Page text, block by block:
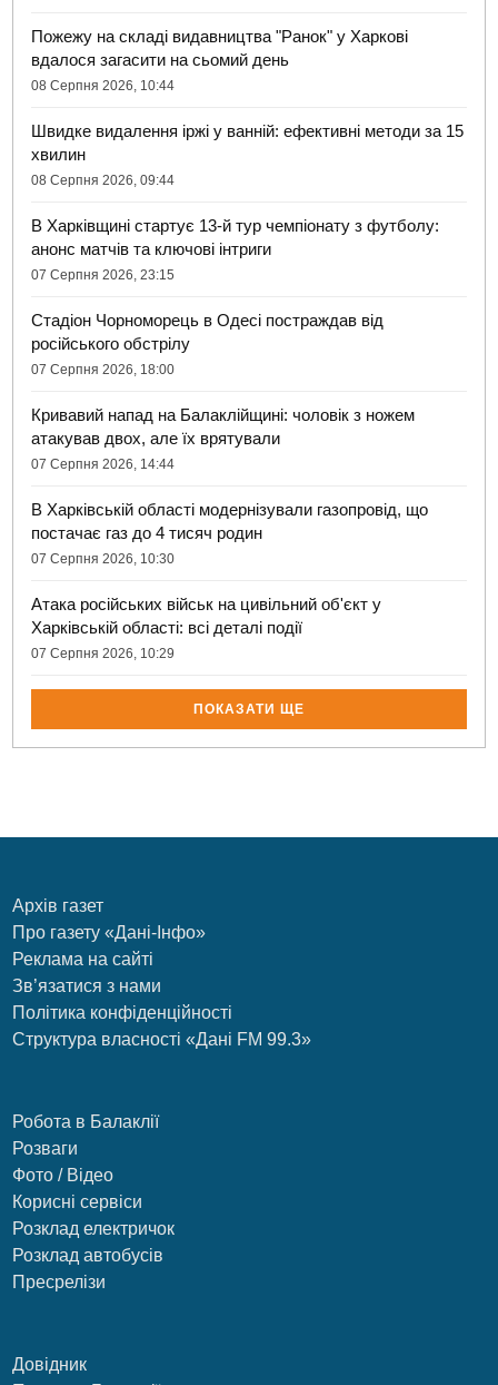
Пожежу на складі видавництва "Ранок" у Харкові
вдалося загасити на сьомий день
08 Серпня 2026, 10:44
Швидке видалення іржі у ванній: ефективні методи за 15
хвилин
08 Серпня 2026, 09:44
В Харківщині стартує 13-й тур чемпіонату з футболу:
анонс матчів та ключові інтриги
07 Серпня 2026, 23:15
Стадіон Чорноморець в Одесі постраждав від
російського обстрілу
07 Серпня 2026, 18:00
Кривавий напад на Балаклійщині: чоловік з ножем
атакував двох, але їх врятували
07 Серпня 2026, 14:44
В Харківській області модернізували газопровід, що
постачає газ до 4 тисяч родин
07 Серпня 2026, 10:30
Атака російських військ на цивільний об'єкт у
Харківській області: всі деталі події
07 Серпня 2026, 10:29
ПОКАЗАТИ ЩЕ
Архів газет
Про газету «Дані-Інфо»
Реклама на сайті
Зв’язатися з нами
Політика конфіденційності
Структура власності «Дані FM 99.3»
Робота в Балаклії
Розваги
Фото / Відео
Корисні сервіси
Розклад електричок
Розклад автобусів
Пресрелізи
Довідник